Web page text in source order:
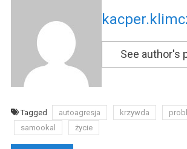
See author's
Tagged autoagresja krzywda
samookal
życie